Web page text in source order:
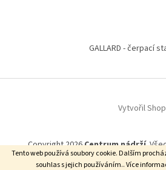
Tento web používá soubory cookie. Dalším
souhlas s jejich používáním.. Více
GALLARD - čerpací
Vytvořil
Copyright 2026Centrum nádrží.